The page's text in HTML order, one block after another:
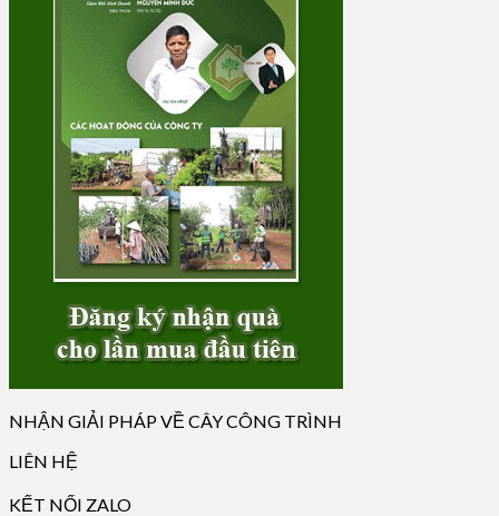
NHẬN GIẢI PHÁP VỀ CÂY CÔNG TRÌNH
LIÊN HỆ
KẾT NỐI ZALO